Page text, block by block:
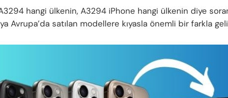
hangi ülkenin, A3294 iPhone hangi ülkenin diye
Avrupa’da satılan modellere kıyasla önemli bir farkla